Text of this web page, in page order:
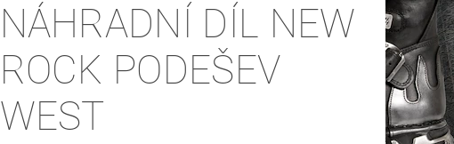
NÁHRADNÍ DÍL NEW
ROCK PODEŠEV
WEST